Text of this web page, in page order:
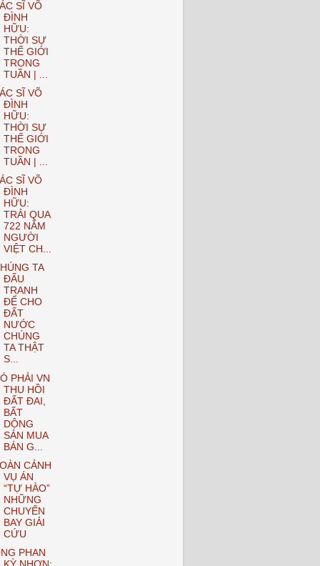
SĨ VÕ
ĐÌNH
HỮU:
THỜI SỰ
THẾ GIỚI
TRONG
TUẦN | ...
SĨ VÕ
ĐÌNH
HỮU:
THỜI SỰ
THẾ GIỚI
TRONG
TUẦN | ...
SĨ VÕ
ĐÌNH
HỮU:
TRẢI QUA
722 NĂM
NGƯỜI
VIỆT CH...
TA
ĐẤU
TRANH
ĐỂ CHO
ĐẤT
NƯỚC
CHÚNG
TA THẬT
S...
PHẢI VN
THU HỒI
ĐẤT ĐAI,
BẤT
DỘNG
SẢN MUA
BÁN G...
CẢNH
VỤ ÁN
“TỰ HÀO”
NHỮNG
CHUYẾN
BAY GIẢI
CỨU
PHAN